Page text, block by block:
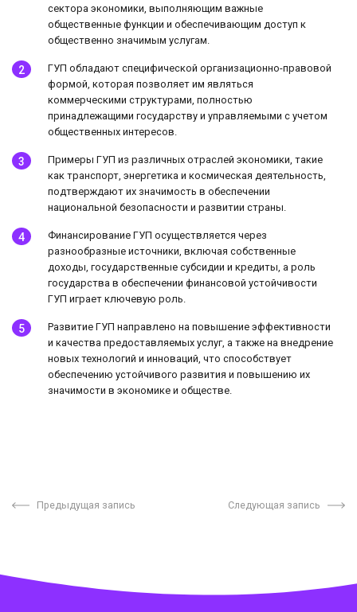
сектора экономики, выполняющим важные
общественные функции и обеспечивающим доступ к
общественно значимым услугам.
ГУП обладают специфической организационно-правовой
формой, которая позволяет им являться
коммерческими структурами, полностью
принадлежащими государству и управляемыми с учетом
общественных интересов.
Примеры ГУП из различных отраслей экономики, такие
как транспорт, энергетика и космическая деятельность,
подтверждают их значимость в обеспечении
национальной безопасности и развитии страны.
Финансирование ГУП осуществляется через
разнообразные источники, включая собственные
доходы, государственные субсидии и кредиты, а роль
государства в обеспечении финансовой устойчивости
ГУП играет ключевую роль.
Развитие ГУП направлено на повышение эффективности
и качества предоставляемых услуг, а также на внедрение
новых технологий и инноваций, что способствует
обеспечению устойчивого развития и повышению их
значимости в экономике и обществе.
Предыдущая запись Следующая запись